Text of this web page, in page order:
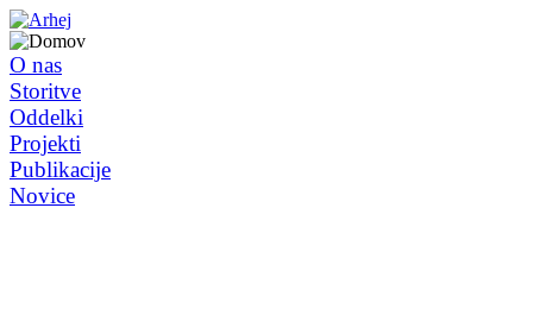
O nas
Storitve
Oddelki
Projekti
Publikacije
Novice